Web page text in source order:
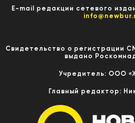
E-mail редакции сетевого
Свидетельство о регистрации
выдано
Учредитель: ООО
Главный редактор: